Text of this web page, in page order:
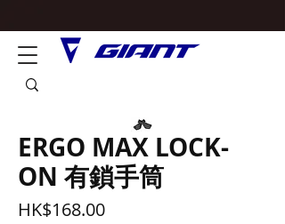
ERGO MAX LOCK-
ON 有鎖手筒
HK$168.00價